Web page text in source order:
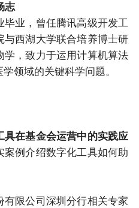
志
业，曾任腾讯高级开发工
西湖大学联合培养博士研
学，致力于运用计算机算法
领域的关键科学问题。
具在基金会运营中的实践应
例介绍数字化工具如何助
限公司深圳分行相关专家